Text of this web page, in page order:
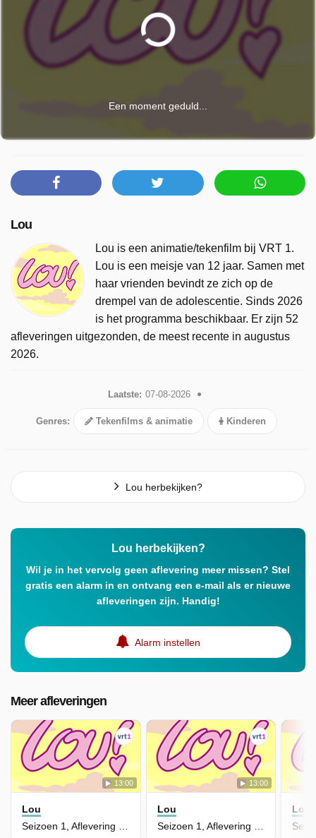
Een moment geduld...
Lou
Lou is een animatie/tekenfilm bij VRT 1.
Lou is een meisje van 12 jaar. Samen met
haar vrienden bevindt ze zich op de
drempel van de adolescentie. Sinds 2026
is het programma beschikbaar. Er zijn 52
afleveringen uitgezonden, de meest recente in augustus
2026.
Laatste: 07-08-2026
Genres: Tekenfilms & animatie Kinderen
Lou herbekijken?
Lou herbekijken?
Wil je in het vervolg geen aflevering meer missen? Stel
gratis een alarm in en ontvang een e-mail als er nieuwe
afleveringen zijn. Handig!
Alarm instellen
Meer afleveringen
13:00
Lou
Seizoen 1, Aflevering 1 - Klein Dagboek
13:00
Lou
Seizoen 1, Aflevering 52 - Het Grote Afscheid
Lou